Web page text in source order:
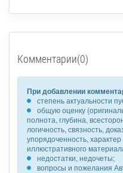
Комментарии(0)
При добавлении
степень актуальности
общую оценку
полнота, глубина,
логичность, связность,
упорядоченность,
иллюстративного
недостатки, недочеты;
вопросы и пожелания